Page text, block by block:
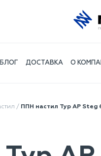
БЛОГ ДОСТАВКА О
/ ППН настил Typ AP